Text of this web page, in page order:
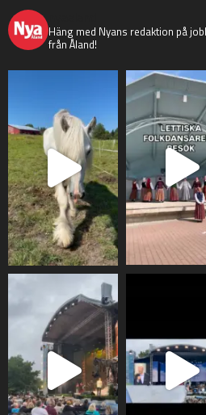
Häng med Nyans redaktion på
från Åland!